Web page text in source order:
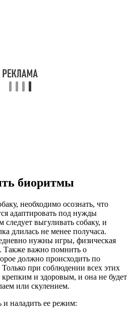
биоритмы
необходимо осознать, что
адаптировать под нужды
выгуливать собаку, и
длилась не менее получаса.
нужны игры, физическая
Также важно помнить о
должно происходить по
при соблюдении всех этих
крепким и здоровым, и она не будет
или скулением.
и наладить ее режим: